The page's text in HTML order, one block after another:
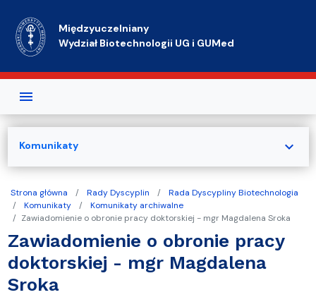
Międzyuczelniany
Wydział Biotechnologii UG i GUMed
Strona główna Rady Dyscyplin
Rada Dyscypliny Biotechnologia
Komunikaty
Komunikaty archiwalne
Zawiadomienie o obronie pracy doktorskiej - mgr Magdalena Sroka
Zawiadomienie o obronie pracy
doktorskiej - mgr Magdalena
Sroka
Komunikaty expand_more